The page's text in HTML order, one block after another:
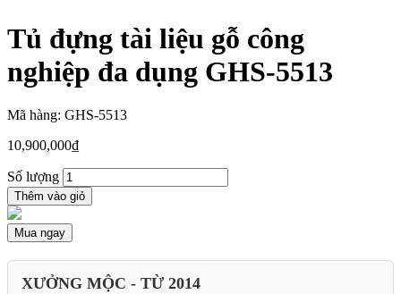
Tủ đựng tài liệu gỗ công
nghiệp đa dụng GHS-5513
Mã hàng: GHS-5513
10,900,000₫
Số lượng
Thêm vào giỏ
Mua ngay
XƯỞNG MỘC - TỪ 2014